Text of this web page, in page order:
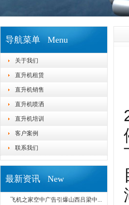
导航菜单 Menu
关于我们
直升机租赁
直升机销售
直升机喷洒
直升机培训
客户案例
联系我们
最新资讯 New
飞机之家空中广告引爆山西吕梁中...